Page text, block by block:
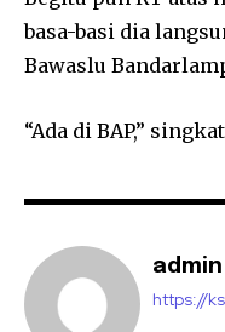
basa-basi dia
Bawaslu
“Ada di BAP,”
admin
https://